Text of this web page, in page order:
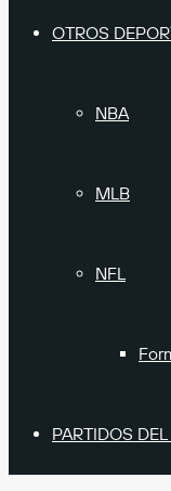
OTROS
NBA
MLB
NFL
PARTIDOS